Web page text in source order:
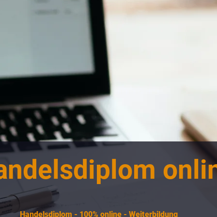
Handelsdiplom - 100% online - Weiterbildung